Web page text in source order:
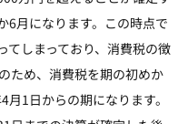
6月になります。この時点で
てしまっており、消費税の徴
ため、消費税を期の初めか
1日からの期になります。